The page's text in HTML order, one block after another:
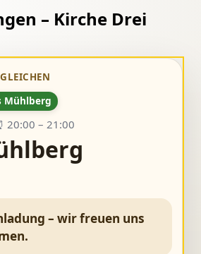
– Kirche Drei
Mühlberg
20:00 – 21:00
– wir freuen uns